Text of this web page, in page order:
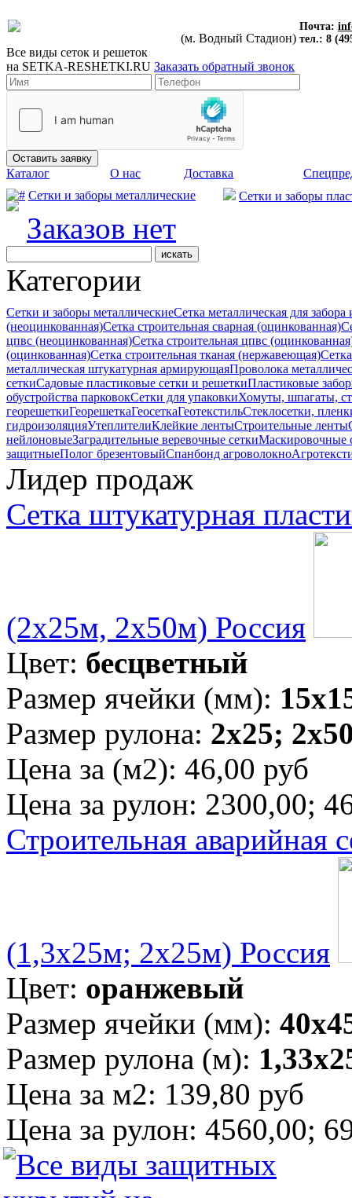
(м. Водный Стадион)
Почта:
тел.: 8
Все виды сеток и решеток
на SETKA-RESHETKI.RU Заказать обратный звонок
Каталог О нас Доставка
Сетки и заборы металлические
Сетки и заборы
Заказов нет
Категории
Сетки и заборы металлическиеСетка металлическая для
(неоцинкованная)Сетка строительная сварная (оцинкованная)
цпвс (неоцинкованная)Сетка строительная цпвс
(оцинкованная)Сетка строительная тканая (нержавеющая)
металлическая штукатурная армирующаяПроволока
сеткиСадовые пластиковые сетки и решеткиПластиковые
обустройства парковокСетки для упаковкиХомуты, шпагаты,
георешеткиГеорешеткаГеосеткаГеотекстильСтеклосетки,
гидроизоляцияУтеплителиКлейкие лентыСтроительные ленты
нейлоновыеЗаградительные веревочные сеткиМаскировочные
защитныеПолог брезентовыйСпанбонд агроволокно
Лидер продаж
Сетка штукатурная
(2х25м, 2х50м) Россия
Цвет: бесцветный
Размер ячейки (мм):
Размер рулона: 2х25;
Цена за (м2): 46,00 руб
Цена за рулон: 2300,00;
Строительная аварийная
(1,3х25м; 2х25м) Россия
Цвет: оранжевый
Размер ячейки (мм):
Размер рулона (м):
Цена за м2: 139,80 руб
Цена за рулон: 4560,00;